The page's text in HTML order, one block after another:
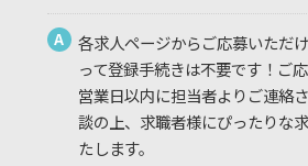
A
各求人ページからご応募いただ
って登録手続きは不要です！ご
営業日以内に担当者よりご連絡
談の上、求職者様にぴったりな
たします。